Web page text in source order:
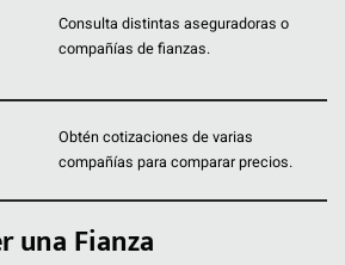
Consulta distintas aseguradoras o
compañías de fianzas.
Obtén cotizaciones de varias
compañías para comparar precios.
una Fianza